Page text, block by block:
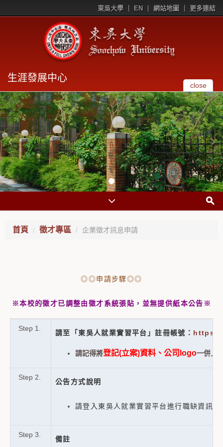
東吳大學 EN 網站地圖 更多連結
生涯發展中心
close
首頁 徵才專區 企業徵才訊息申請
◎◎申請步驟◎◎
※本校的徵才已調整由徵才系統張貼，並無提供紙本公告※
Step 1.
請至「東吳人就業實習平台」註冊帳號： https://
請記得將登記(立案)資料、公司logo一併上
Step 2.
公告方式說明
請登入東吳人就業實習平台進行職缺資訊
Step 3.
備註